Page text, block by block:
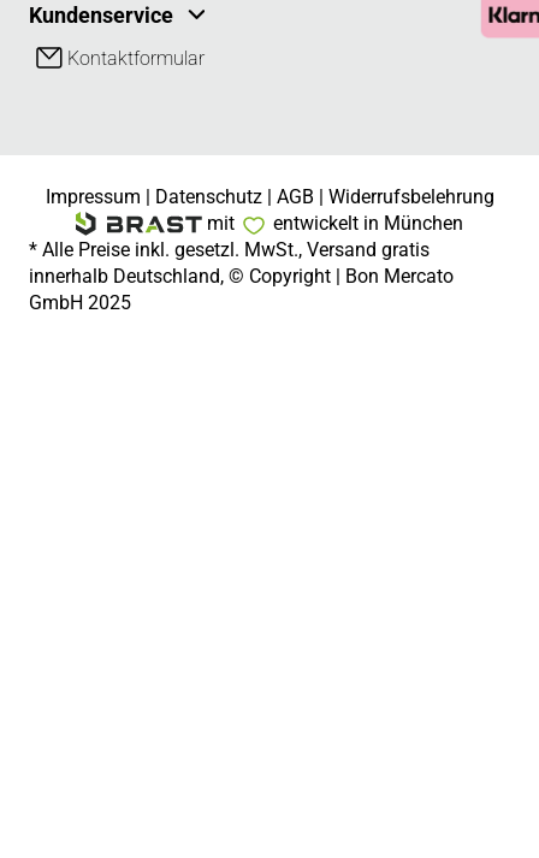
Kundenservice
Kontaktformular
Impressum | Datenschutz| AGB | Widerrufsbelehrung
mit
entwickelt in München
* Alle Preise inkl. gesetzl. MwSt., Versand gratis
innerhalb Deutschland, © Copyright | Bon Mercato
GmbH 2025